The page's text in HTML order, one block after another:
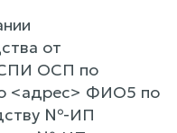
от
ОСП по
<адрес> ФИО5 по
№-ИП